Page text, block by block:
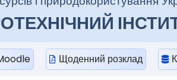
Щоденний розклад